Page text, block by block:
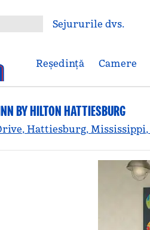
meniulSejururile dvs.
Reşedinţă Camere
BY HILTON HATTIESBURG
Hattiesburg, Mississippi,